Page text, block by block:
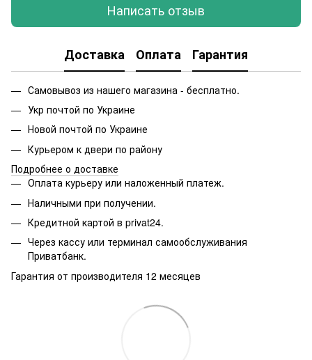
Написать отзыв
Доставка Оплата Гарантия
Самовывоз из нашего магазина - бесплатно.
Укр почтой по Украине
Новой почтой по Украине
Курьером к двери по району
Подробнее о доставке
Оплата курьеру или наложенный платеж.
Наличными при получении.
Кредитной картой в privat24.
Через кассу или терминал самообслуживания
Приватбанк.
Гарантия от производителя 12 месяцев